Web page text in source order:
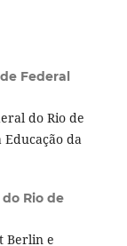
Federal
do Rio de
da
Rio de
Berlin e